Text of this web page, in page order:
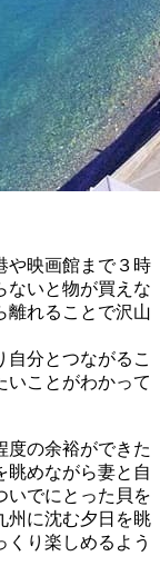
や映画館まで３時
ないと物が買えな
離れることで沢山
分とつながるこ
いことがわかって
度の余裕ができた
眺めながら妻と自
いでにとった貝を
州に沈む夕日を眺
り楽しめるよう